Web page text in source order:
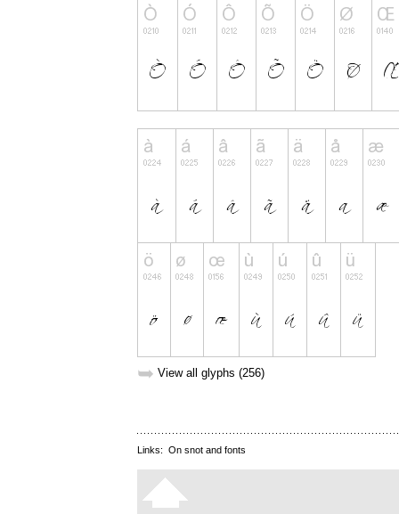
➥ View all glyphs (256)
Links: On snot and fonts